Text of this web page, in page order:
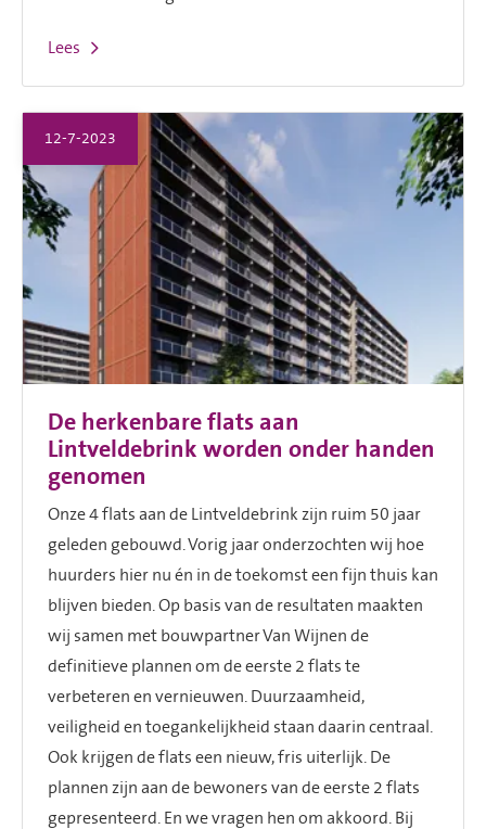
Lees
De herkenbare flats aan
Lintveldebrink worden onder handen
genomen
12-7-2023
Onze 4 flats aan de Lintveldebrink zijn ruim 50 jaar
geleden gebouwd. Vorig jaar onderzochten wij hoe
huurders hier nu én in de toekomst een fijn thuis kan
blijven bieden. Op basis van de resultaten maakten
wij samen met bouwpartner Van Wijnen de
definitieve plannen om de eerste 2 flats te
verbeteren en vernieuwen. Duurzaamheid,
veiligheid en toegankelijkheid staan daarin centraal.
Ook krijgen de flats een nieuw, fris uiterlijk. De
plannen zijn aan de bewoners van de eerste 2 flats
gepresenteerd. En we vragen hen om akkoord. Bij